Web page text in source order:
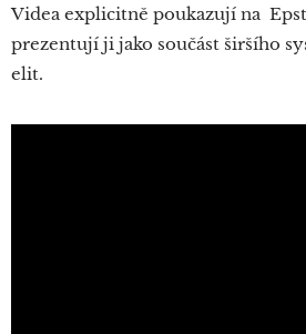
Videa explicitně poukazují na
prezentují ji jako součást širšího
elit.